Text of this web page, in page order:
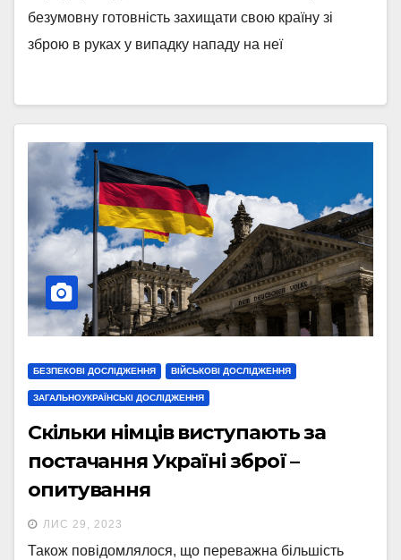
безумовну готовність захищати свою країну зі
зброю в руках у випадку нападу на неї
БЕЗПЕКОВІ ДОСЛІДЖЕННЯ ВІЙСЬКОВІ ДОСЛІДЖЕННЯ
ЗАГАЛЬНОУКРАЇНСЬКІ ДОСЛІДЖЕННЯ
Скільки німців виступають за
постачання Україні зброї –
опитування
ЛИС 29, 2023
Також повідомлялося, що переважна більшість